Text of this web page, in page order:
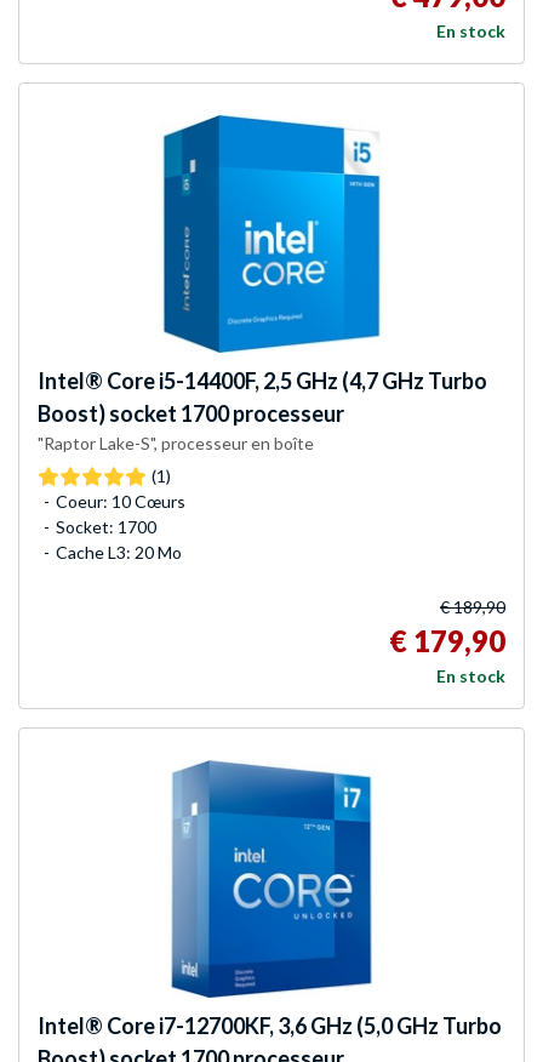
En stock
Intel® Core i5-14400F, 2,5 GHz (4,7 GHz Turbo
Boost) socket 1700 processeur
"Raptor Lake-S", processeur en boîte
(1)
Coeur: 10 Cœurs
Socket: 1700
Cache L3: 20 Mo
€ 189,90
€ 179,90
En stock
Intel® Core i7-12700KF, 3,6 GHz (5,0 GHz Turbo